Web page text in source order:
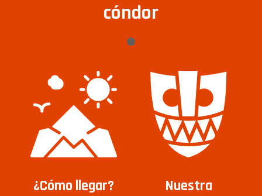
cóndor
¿Cómo llegar?
Nuestra